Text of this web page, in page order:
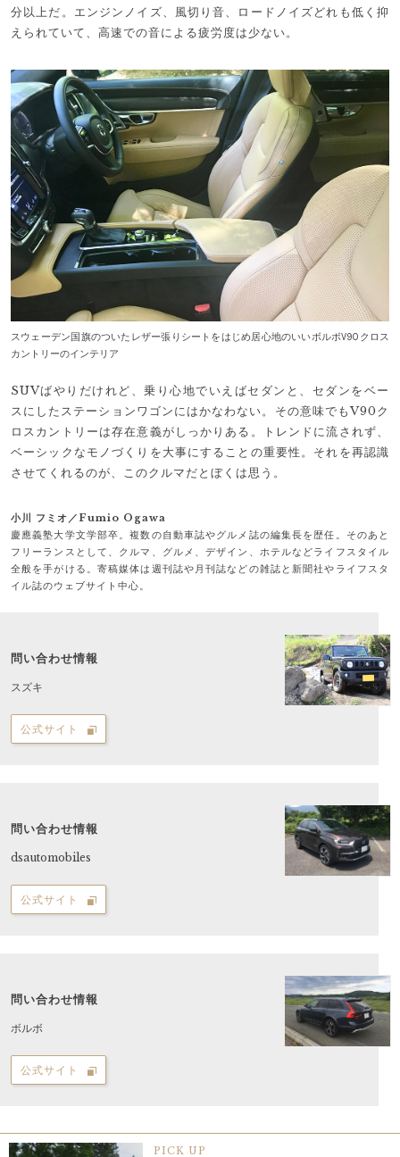
分以上だ。エンジンノイズ、風切り音、ロードノイズどれも低く抑
えられていて、高速での音による疲労度は少ない。
スウェーデン国旗のついたレザー張りシートをはじめ居心地のいいボルボV90クロス
カントリーのインテリア
SUVばやりだけれど、乗り心地でいえばセダンと、セダンをベー
スにしたステーションワゴンにはかなわない。その意味でもV90ク
ロスカントリーは存在意義がしっかりある。トレンドに流されず、
ベーシックなモノづくりを大事にすることの重要性。それを再認識
させてくれるのが、このクルマだとぼくは思う。
小川 フミオ／Fumio Ogawa
慶應義塾大学文学部卒。複数の自動車誌やグルメ誌の編集長を歴任。そのあと
フリーランスとして、クルマ、グルメ、デザイン、ホテルなどライフスタイル
全般を手がける。寄稿媒体は週刊誌や月刊誌などの雑誌と新聞社やライフスタ
イル誌のウェブサイト中心。
問い合わせ情報
スズキ
公式サイト
問い合わせ情報
dsautomobiles
公式サイト
問い合わせ情報
ボルボ
公式サイト
PICK UP